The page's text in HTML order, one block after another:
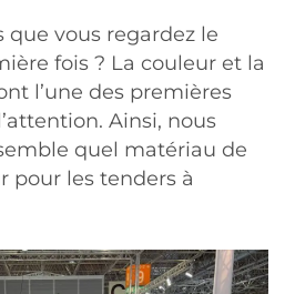
que vous regardez le
fois ? La couleur et la
l’une des premières
Ainsi, nous
quel matériau de
pour les tenders à